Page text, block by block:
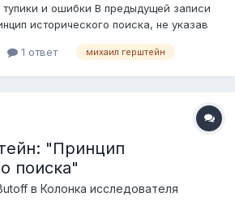
тупики и ошибки В предыдущей записи
исторического поиска, не указав
любая из них может повлиять на
1 ответ михаил герштейн
"Принцип
поиска"
в Колонка исследователя